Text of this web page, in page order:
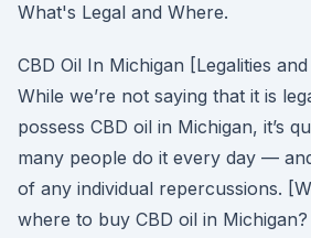
What's Legal and Where.
CBD Oil In Michigan [Legalities
While we’re not saying that it is
possess CBD oil in Michigan, it’s
many people do it every day —
of any individual repercussions.
where to buy CBD oil in